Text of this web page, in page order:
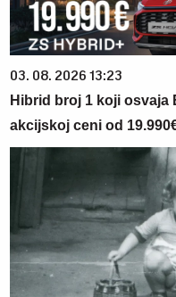
03. 08. 2026 13:23
Hibrid broj 1 koji
akcijskoj ceni od